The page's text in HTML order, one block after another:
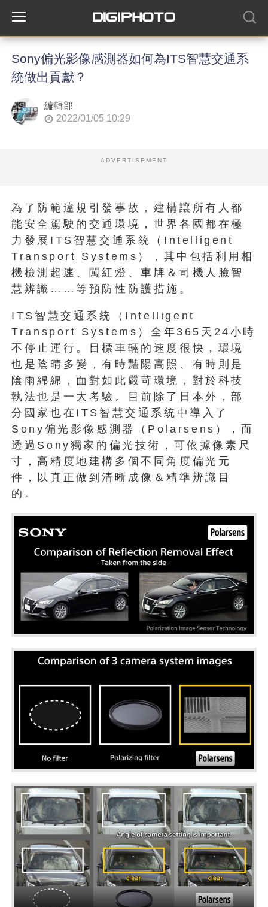
Sony偏光影像感測器如何為ITS智慧交通系
統做出貢獻？
編輯部
2022/01/05 10:29
ADVERTISEMENT
為了防範違規引發事故，建構讓所有人都
能安全駕駛的交通環境，世界各國都在極
力發展ITS智慧交通系統（Intelligent
Transport Systems），其中包括利用相
機檢測超速、闖紅燈、車牌＆司機人臉智
慧辨識……等預防性防護措施。
ITS智慧交通系統（Intelligent
Transport Systems）全年365天24小時
不停止運行。目標車輛的速度很快，環境
也是陰晴多變，有時豔陽高照、有時則是
陰雨綿綿，面對如此嚴苛環境，對於科技
執法也是一大考驗。目前除了日本外，部
分國家也在ITS智慧交通系統中導入了
Sony偏光影像感測器（Polarsens），而
透過Sony獨家的偏光技術，可依據像素尺
寸，高精度地建構多個不同角度偏光元
件，以真正做到清晰成像＆精準辨識目
的。